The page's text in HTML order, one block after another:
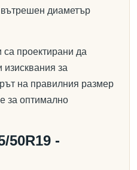
вътрешен диаметър
са проектирани да
за
на правилния размер
за оптимално
50R19 -